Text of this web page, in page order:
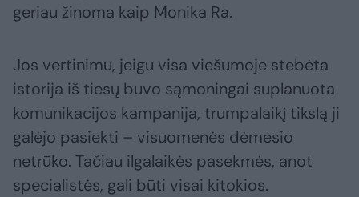
geriau žinoma kaip Monika Ra.
Jos vertinimu, jeigu visa viešumoje stebėta
istorija iš tiesų buvo sąmoningai suplanuota
komunikacijos kampanija, trumpalaikį tikslą ji
galėjo pasiekti – visuomenės dėmesio
netrūko. Tačiau ilgalaikės pasekmės, anot
specialistės, gali būti visai kitokios.